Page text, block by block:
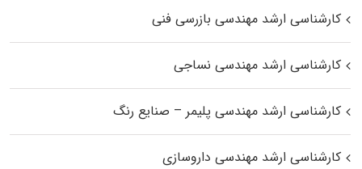
کارشناسی ارشد مهندسی بازرسی فنی
کارشناسی ارشد مهندسی نساجی
کارشناسی ارشد مهندسی پلیمر – صنایع رنگ
کارشناسی ارشد مهندسی داروسازی